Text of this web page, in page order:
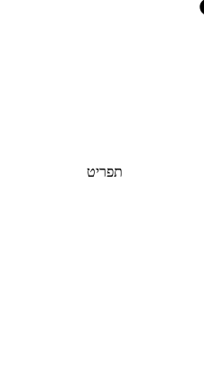
תפריט